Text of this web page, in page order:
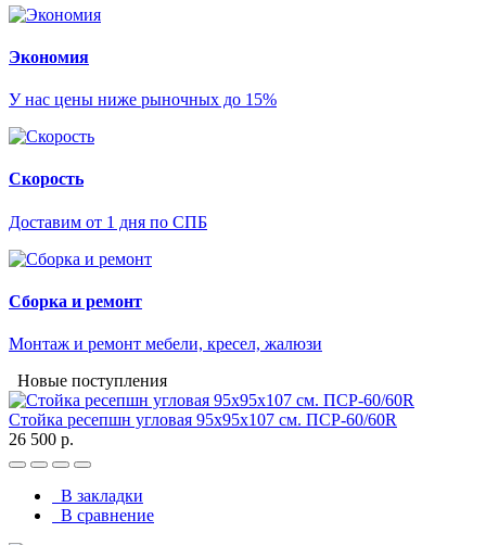
Экономия
У нас цены ниже рыночных до 15%
Скорость
Доставим от 1 дня по СПБ
Сборка и ремонт
Монтаж и ремонт мебели, кресел, жалюзи
Новые поступления
Стойка ресепшн угловая 95х95х107 см. ПСР-60/60R
26 500 р.
В закладки
В сравнение